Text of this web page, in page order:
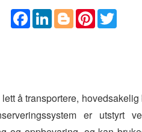
F
a
L
B
P
å transportere,
er utstyrt